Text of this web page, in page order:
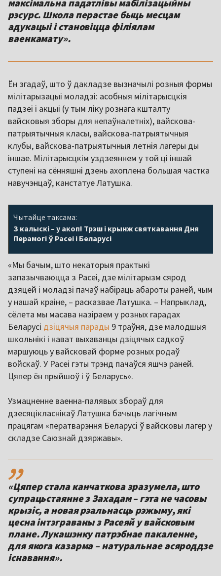
максімальна падатлівы мабілізацыйны
рэсурс. Школа перастае быць месцам
адукацыі і становіцца філіялам
ваенкамату».
Ён згадаў, што ў дакладзе вызначылі розныя формы
мілітарызацыі моладзі: асобныя мілітарысцкія
падзеі і акцыі (у тым ліку рознага кшталту
вайсковыя зборы для непаўналетніх), вайскова-
патрыятычныя класы, вайскова-патрыятычныя
клубы, вайскова-патрыятычныя летнія лагеры ды
іншае. Мілітарысцкім уздзеяннем у той ці іншай
ступені на сённяшні дзень ахоплена большая частка
навучэнцаў, канстатуе Латушка.
Чытайце таксама:
З калыскі – у акоп! Трэш і крынж святкавання Дня
Перамогі ў Расеі і Беларусі
«Мы бачым, што некаторыя практыкі
запазычваюцца з Расеі, дзе мілітарызм сярод
дзяцей і моладзі пачаў набіраць абароты раней, чым
у нашай краіне, – расказвае Латушка. – Напрыклад,
сёлета мы масава назіраем у розных гарадах
Беларусі дзіцячыя парады 9 траўня, дзе малодшыя
школьнікі і нават выхаванцы дзіцячых садкоў
маршуюць у вайсковай форме розных родаў
войскаў. У Расеі гэты трэнд пачаўся яшчэ раней.
Цяпер ён прыйшоў і ў Беларусь».
Узмацненне ваенна-палявых збораў для
дзесяцікласнікаў Латушка бачыць лагічным
працягам «ператварэння Беларусі ў вайсковы лагер у
складзе Саюзнай дзяржавы».
,,
«Цяпер стала канчаткова зразумела, што
супрацьстаянне з Захадам – гэта не часовы
крызіс, а новая рэальнасць рэжыму, які
цесна інтэграваны з Расеяй у вайсковым
плане. Лукашэнку патрэбнае пакаленне,
для якога казарма – натуральнае асяроддзе
існавання».